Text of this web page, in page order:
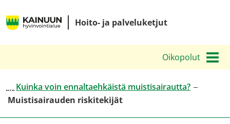
sisältöön
Oikopolut
Kainuun
Hoito- ja palveluketjut
Kuinka voin ennaltaehkäistä muistisairautta?
Muistisairauden riskitekijät